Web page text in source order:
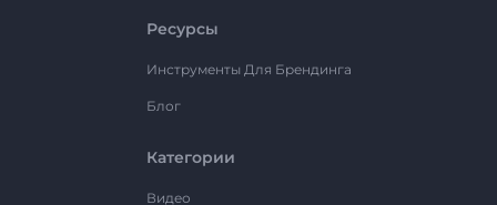
Ресурсы
Инструменты Для Брендинга
Блог
Категории
Видео